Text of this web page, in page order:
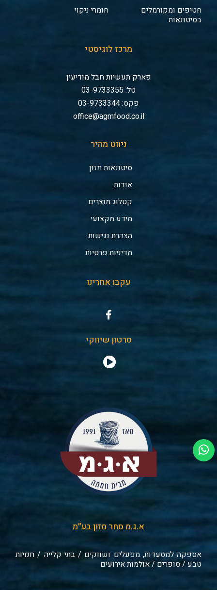
חטיפים ומקורמלים
בסיטונאות
חומרי ניקוי
מרכז לוגיסטי
פארק תעשיות חבל מודיעין
טל: 03-9733355
פקס: 03-9733344
office@agmfood.co.il
ניווט מהיר
סיטונאות מזון
אודות
קטלוג מוצרים
מידע מקצועי
הצהרת נגישות
מדיניות פרטיות
עקבו אחרינו
סרטון שיווקי
א.ג.מ סחר מזון בע״מ
אספקה למסעדות, מפעלים ושווקים / בתי קלייה / חנויות
טבע / סופרים / אולמות אירועים